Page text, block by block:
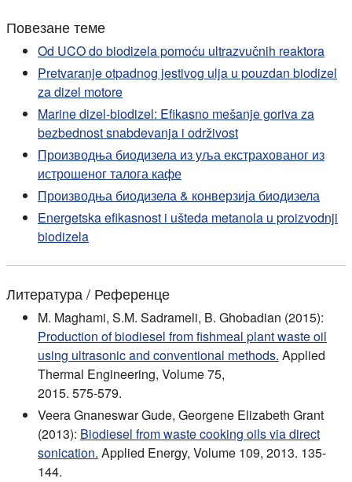
Повезане теме
Od UCO do biodizela pomoću ultrazvučnih reaktora
Pretvaranje otpadnog jestivog ulja u pouzdan biodizel
za dizel motore
Marine dizel-biodizel: Efikasno mešanje goriva za
bezbednost snabdevanja i održivost
Производња биодизела из уља екстрахованог из
истрошеног талога кафе
Производња биодизела & конверзија биодизела
Energetska efikasnost i ušteda metanola u proizvodnji
biodizela
Литература / Референце
M. Maghami, S.M. Sadrameli, B. Ghobadian (2015):
Production of biodiesel from fishmeal plant waste oil
using ultrasonic and conventional methods. Applied
Thermal Engineering, Volume 75,
2015. 575-579.
Veera Gnaneswar Gude, Georgene Elizabeth Grant
(2013): Biodiesel from waste cooking oils via direct
sonication. Applied Energy, Volume 109, 2013. 135-
144.